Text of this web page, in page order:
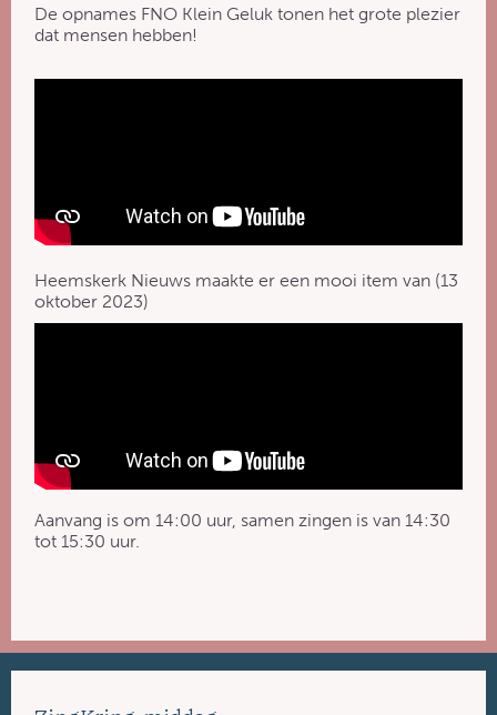
De opnames FNO Klein Geluk tonen het grote plezier
dat mensen hebben!
Heemskerk Nieuws maakte er een mooi item van (13
oktober 2023)
Aanvang is om 14:00 uur, samen zingen is van 14:30
tot 15:30 uur.